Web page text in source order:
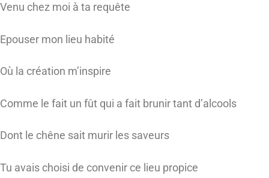
Venu chez moi à ta requête
Epouser mon lieu habité
Où la création m’inspire
Comme le fait un fût qui a fait brunir tant d’alcools
Dont le chêne sait murir les saveurs
Tu avais choisi de convenir ce lieu propice